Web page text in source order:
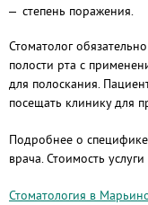
степень поражения.
Стоматолог
полости рта с
для полоскания.
посещать клинику для
Подробнее о специфике
врача. Стоимость
Стоматология в